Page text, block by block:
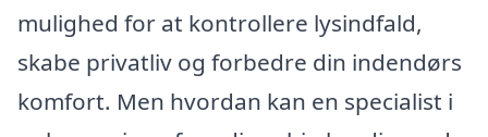
mulighed for at kontrollere lysindfald,
skabe privatliv og forbedre din indendørs
komfort. Men hvordan kan en specialist i